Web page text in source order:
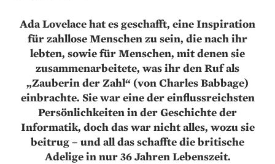
Ada Lovelace hat es geschafft, eine Inspiration
für zahllose Menschen zu sein, die nach ihr
lebten, sowiefür Menschen, mit denen sie
zusammenarbeitete, was ihr den Ruf als
„Zauberin der Zahl“ (von Charles Babbage)
einbrachte. Sie war eine der einflussreichsten
Persönlichkeiten in der Geschichte der
Informatik, doch das war nicht alles, wozu sie
beitrug – und all das schaffte die britische
Adelige in nur 36 Jahren Lebenszeit.